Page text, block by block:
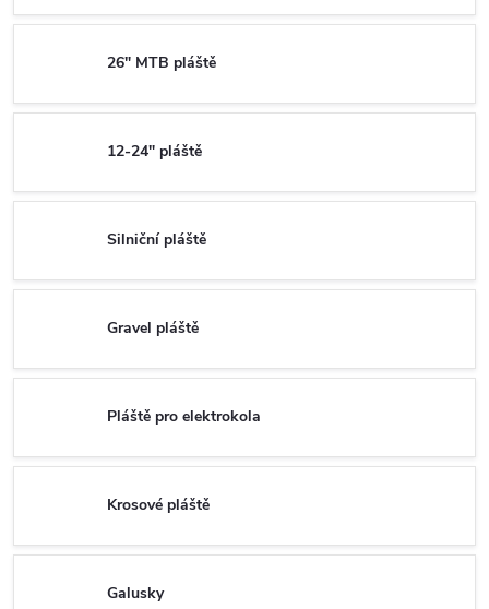
26" MTB pláště
12-24" pláště
Silniční pláště
Gravel pláště
Pláště pro elektrokola
Krosové pláště
Galusky